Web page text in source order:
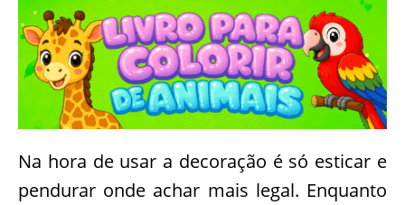
Na hora de usar a decoração é só esticar e
pendurar onde achar mais legal. Enquanto